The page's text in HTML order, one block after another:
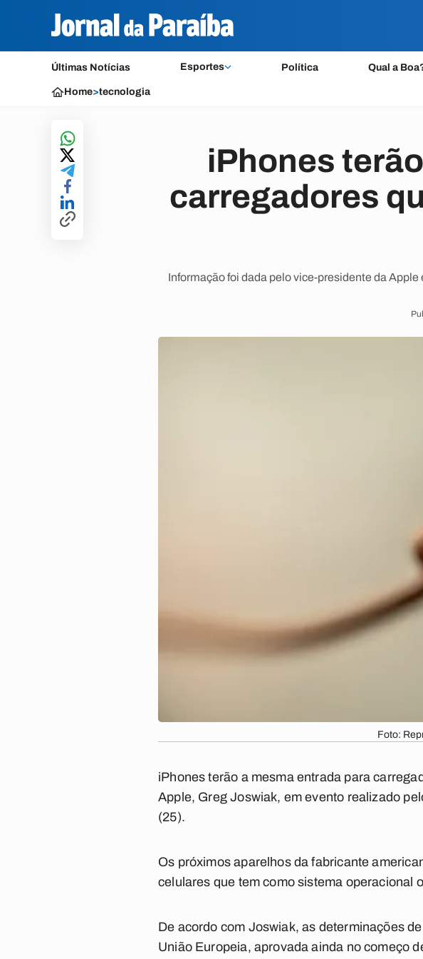
Últimas Notícias Esportes Política Qual a
Home>tecnologia
iPhones
carregadores
Informação foi dada pelo vice-presidente da
Foto:
iPhones terão a mesma entrada para
Apple, Greg Joswiak, em evento realizado
(25).
Os próximos aparelhos da fabricante
celulares que tem como sistema operacional
De acordo com Joswiak, as determinações
União Europeia, aprovada ainda no começo